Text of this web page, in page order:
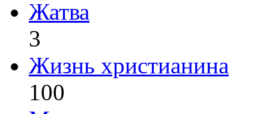
Жатва
3
Жизнь христианина
100